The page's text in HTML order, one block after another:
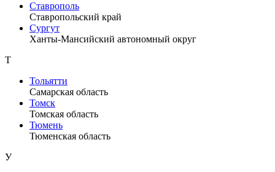
Ставрополь
Ставропольский край
Сургут
Ханты-Мансийский автономный округ
Т
Тольятти
Самарская область
Томск
Томская область
Тюмень
Тюменская область
У